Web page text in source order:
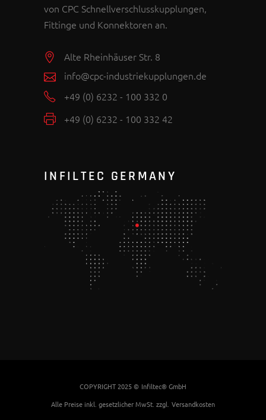
von CPC Schnellverschlusskupplungen,
Fittinge und Konnektoren an.
Alte Rheinhäuser Str. 8
info@cpc-industriekupplungen.de
+49 (0) 6232 - 100 332 0
+49 (0) 6232 - 100 332 42
INFILTEC GERMANY
COPYRIGHT 2025 © Infiltec® GmbH
Alle Preise inkl. gesetzlicher MwSt. zzgl. Versandkosten